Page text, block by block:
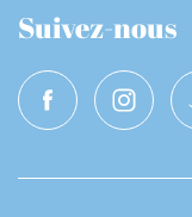
Suivez-nous